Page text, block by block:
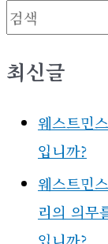
검색
최신글
웨스트민
입니까?
웨스트민
리의 의무
입니까?